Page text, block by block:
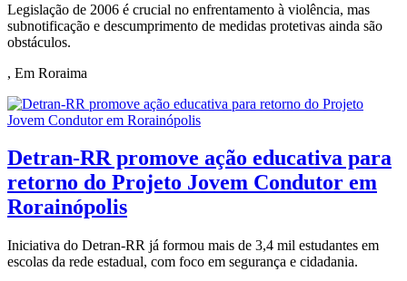
Legislação de 2006 é crucial no enfrentamento à violência, mas
subnotificação e descumprimento de medidas protetivas ainda são
obstáculos.
, Em Roraima
Detran-RR promove ação educativa para
retorno do Projeto Jovem Condutor em
Rorainópolis
Iniciativa do Detran-RR já formou mais de 3,4 mil estudantes em
escolas da rede estadual, com foco em segurança e cidadania.